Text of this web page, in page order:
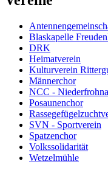
Blaskapelle
DRK
Heimatverein
Kulturverein
Männerchor
NCC -
Posaunenchor
SVN - Sportverein
Spatzenchor
Volkssolidarität
Wetzelmühle